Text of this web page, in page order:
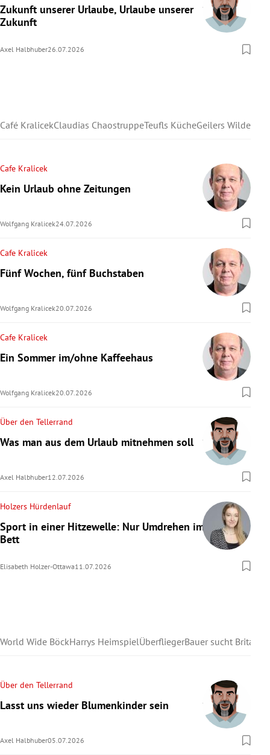
Zukunft unserer Urlaube, Urlaube unserer
Zukunft
Axel Halbhuber26.07.2026
Café KralicekClaudias ChaostruppeTeufls KücheGeilers Wilder
Cafe Kralicek
Kein Urlaub ohne Zeitungen
Wolfgang Kralicek24.07.2026
Cafe Kralicek
Fünf Wochen, fünf Buchstaben
Wolfgang Kralicek20.07.2026
Cafe Kralicek
Ein Sommer im/ohne Kaffeehaus
Wolfgang Kralicek20.07.2026
Über den Tellerrand
Was man aus dem Urlaub mitnehmen soll
Axel Halbhuber12.07.2026
Holzers Hürdenlauf
Sport in einer Hitzewelle: Nur Umdrehen im
Bett
Elisabeth Holzer-Ottawa11.07.2026
World Wide BöckHarrys HeimspielÜberfliegerBauer sucht Britain
Über den Tellerrand
Lasst uns wieder Blumenkinder sein
Axel Halbhuber05.07.2026